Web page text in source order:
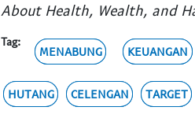
About Health, Wealth, and
Tag:
MENABUNG KEUANGAN
HUTANG CELENGAN TARGET